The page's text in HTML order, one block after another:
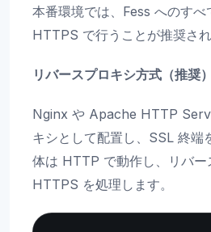
本番環境では、Fess へのすべ
HTTPS で行うことが推奨され
リバースプロキシ方式（推奨）
Nginx や Apache HTTP
キシとして配置し、SSL 終端
体は HTTP で動作し、リバー
HTTPS を処理します。